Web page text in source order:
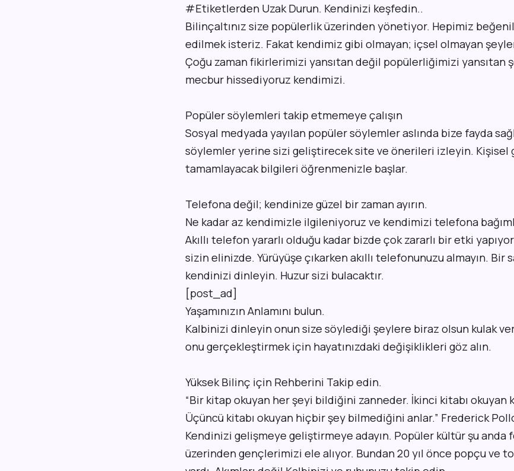
#Etiketlerden Uzak Durun. Kendinizi keşfedin..
Bilinçaltınız size popülerlik üzerinden yönetiyor. Hepimiz
edilmek isteriz. Fakat kendimiz gibi olmayan; içsel olmayan
Çoğu zaman fikirlerimizi yansıtan değil popülerliğimizi yansıtan
mecbur hissediyoruz kendimizi.
Popüler söylemleri takip etmemeye çalışın
Sosyal medyada yayılan popüler söylemler aslında bize fayda
söylemler yerine sizi geliştirecek site ve önerileri izleyin. Kişisel
tamamlayacak bilgileri öğrenmenizle başlar.
Telefona değil; kendinize güzel bir zaman ayırın.
Ne kadar az kendimizle ilgileniyoruz ve kendimizi telefona
Akıllı telefon yararlı olduğu kadar bizde çok zararlı bir etki
sizin elinizde. Yürüyüşe çıkarken akıllı telefonunuzu almayın. Bir
kendinizi dinleyin. Huzur sizi bulacaktır.
[post_ad]
Yaşamınızın Anlamını bulun.
Kalbinizi dinleyin onun size söylediği şeylere biraz olsun kulak
onu gerçekleştirmek için hayatınızdaki değişiklikleri göz alın.
Yüksek Bilinç için Rehberini Takip edin.
“Bir kitap okuyan her şeyi bildiğini zanneder. İkinci kitabı okuyan
Üçüncü kitabı okuyan hiçbir şey bilmediğini anlar.” Frederick
Kendinizi gelişmeye geliştirmeye adayın. Popüler kültür şu anda
üzerinden gençlerimizi ele alıyor. Bundan 20 yıl önce popçu ve